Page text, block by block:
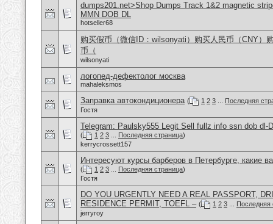
dumps201.net>Shop Dumps Track 1&2 magnetic
MMN DOB DL
hotseller68
购买假币（微信ID：wilsonyati）购买人民币（CNY）
币（
wilsonyati
логопед-дефектолог москва
mahaleksmos
Заправка автокондиционера ( 1 2 3
Последняя
Гостя
Telegram: Paulsky555 Legit Sell fullz info ssn dob dl-
( 1 2 3 Последняя страница)
kerrycrossett157
Интересуют курсы барберов в Петербурге, какие
( 1 2 3 Последняя страница)
Гостя
DO YOU URGENTLY NEED A REAL PASSPORT,
RESIDENCE PERMIT, TOEFL – ( 1 2 3
Последняя
jerryroy